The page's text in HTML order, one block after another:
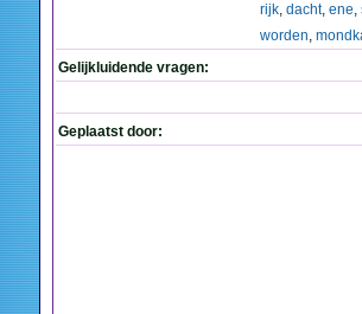
rijk, dacht, ene,
worden,
Gelijkluidende vragen:
Geplaatst door: